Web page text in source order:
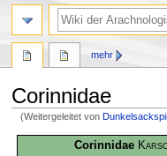
Corinnidae
(Weitergeleitet von
Corinnidae
mehr